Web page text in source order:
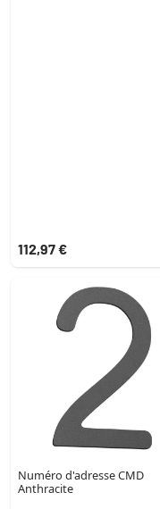
112,97 €
Numéro d'adresse CMD
Anthracite